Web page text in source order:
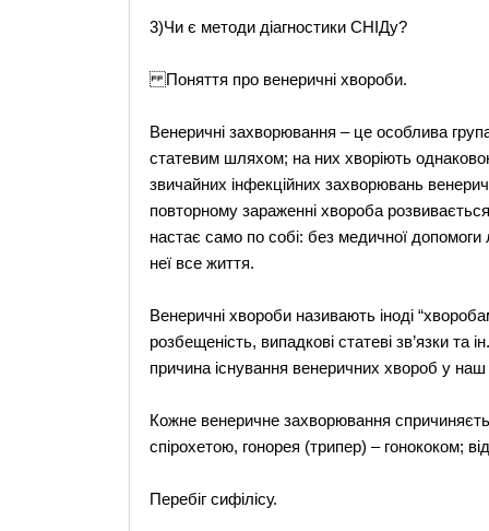
3)Чи є методи діагностики СНІДу?
Поняття про венеричні хвороби.
Венеричні захворювання – це особлива
статевим шляхом; на них хворіють
звичайних інфекційних захворювань
повторному зараженні хвороба
настає само по собі: без медичної
неї все життя.
Венеричні хвороби називають іноді
розбещеність, випадкові статеві зв’язки
причина існування венеричних хвороб у наш
Кожне венеричне захворювання
спірохетою, гонорея (трипер) – гонококом;
Перебіг сифілісу.